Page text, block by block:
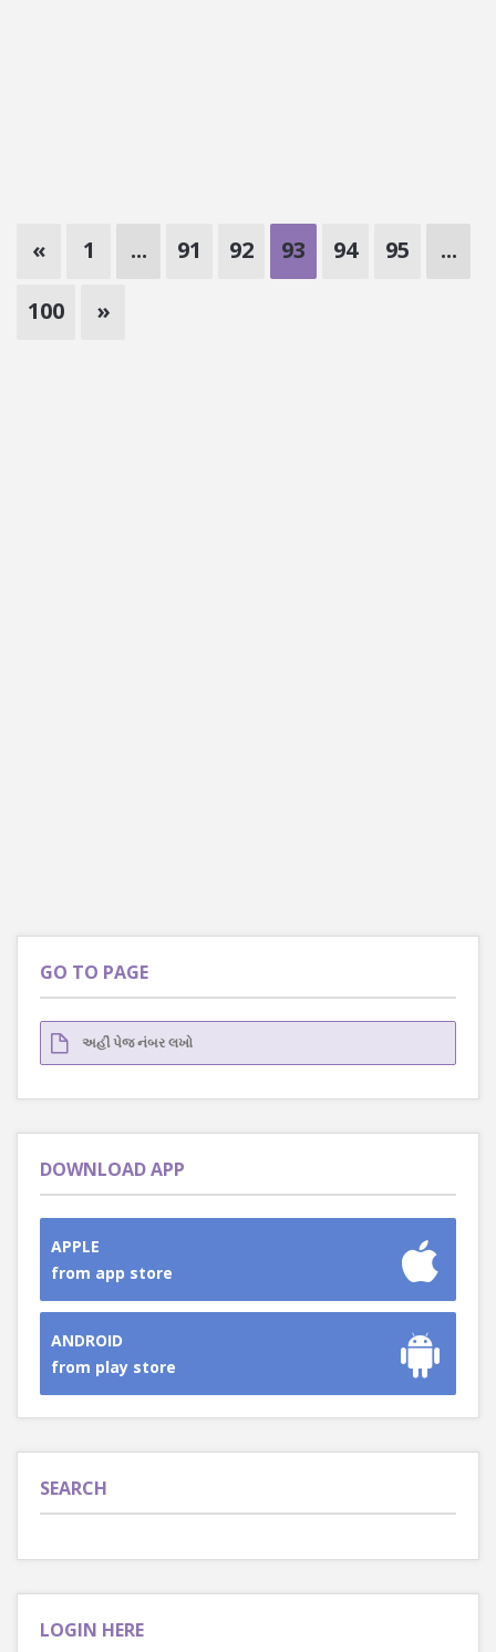
« 1 ... 91 92 93 94 95 ...
100 »
GO TO PAGE
DOWNLOAD APP
APPLE
from app store
ANDROID
from play store
SEARCH
LOGIN HERE